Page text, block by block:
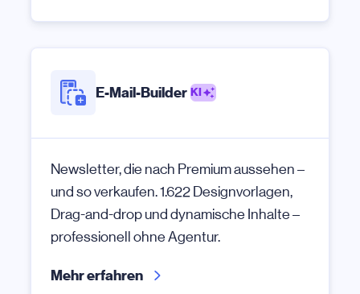
E-Mail-Builder KI
Newsletter, die nach Premium aussehen –
und so verkaufen. 1.622 Designvorlagen,
Drag-and-drop und dynamische Inhalte –
professionell ohne Agentur.
Mehr erfahren